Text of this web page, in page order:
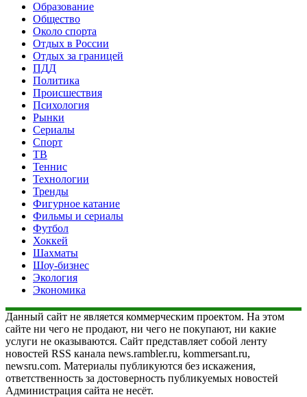
Образование
Общество
Около спорта
Отдых в России
Отдых за границей
ПДД
Политика
Происшествия
Психология
Рынки
Сериалы
Спорт
ТВ
Теннис
Технологии
Тренды
Фигурное катание
Фильмы и сериалы
Футбол
Хоккей
Шахматы
Шоу-бизнес
Экология
Экономика
Данный сайт не является коммерческим проектом. На этом
сайте ни чего не продают, ни чего не покупают, ни какие
услуги не оказываются. Сайт представляет собой ленту
новостей RSS канала news.rambler.ru, kommersant.ru,
newsru.com. Материалы публикуются без искажения,
ответственность за достоверность публикуемых новостей
Администрация сайта не несёт.